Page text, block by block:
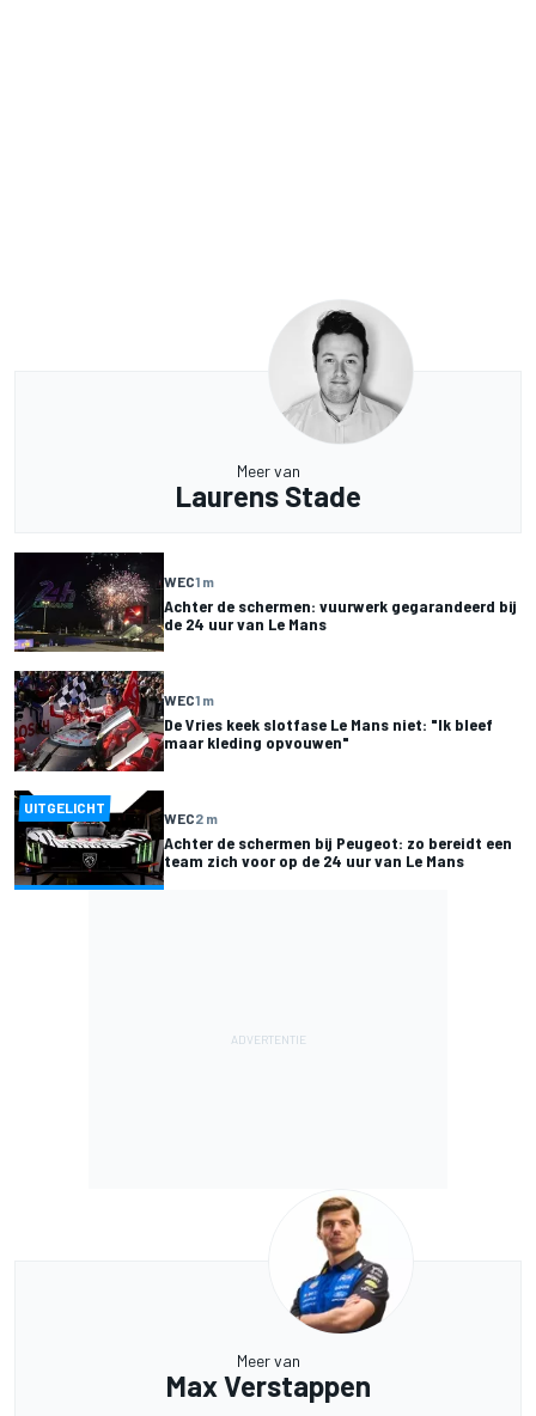
Meer van
Laurens Stade
WEC1 m
Achter de schermen: vuurwerk gegarandeerd bij
de 24 uur van Le Mans
WEC1 m
De Vries keek slotfase Le Mans niet: "Ik bleef
maar kleding opvouwen"
UITGELICHT
WEC2 m
Achter de schermen bij Peugeot: zo bereidt een
team zich voor op de 24 uur van Le Mans
Meer van
Max Verstappen